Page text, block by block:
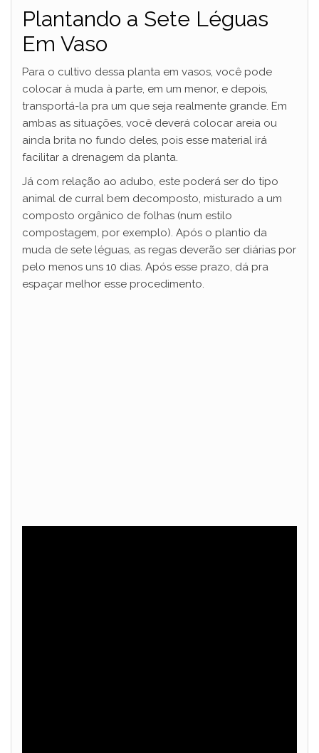
Plantando a Sete Léguas
Em Vaso
Para o cultivo dessa planta em vasos, você pode
colocar à muda à parte, em um menor, e depois,
transportá-la pra um que seja realmente grande. Em
ambas as situações, você deverá colocar areia ou
ainda brita no fundo deles, pois esse material irá
facilitar a drenagem da planta.
Já com relação ao adubo, este poderá ser do tipo
animal de curral bem decomposto, misturado a um
composto orgânico de folhas (num estilo
compostagem, por exemplo). Após o plantio da
muda de sete léguas, as regas deverão ser diárias por
pelo menos uns 10 dias. Após esse prazo, dá pra
espaçar melhor esse procedimento.